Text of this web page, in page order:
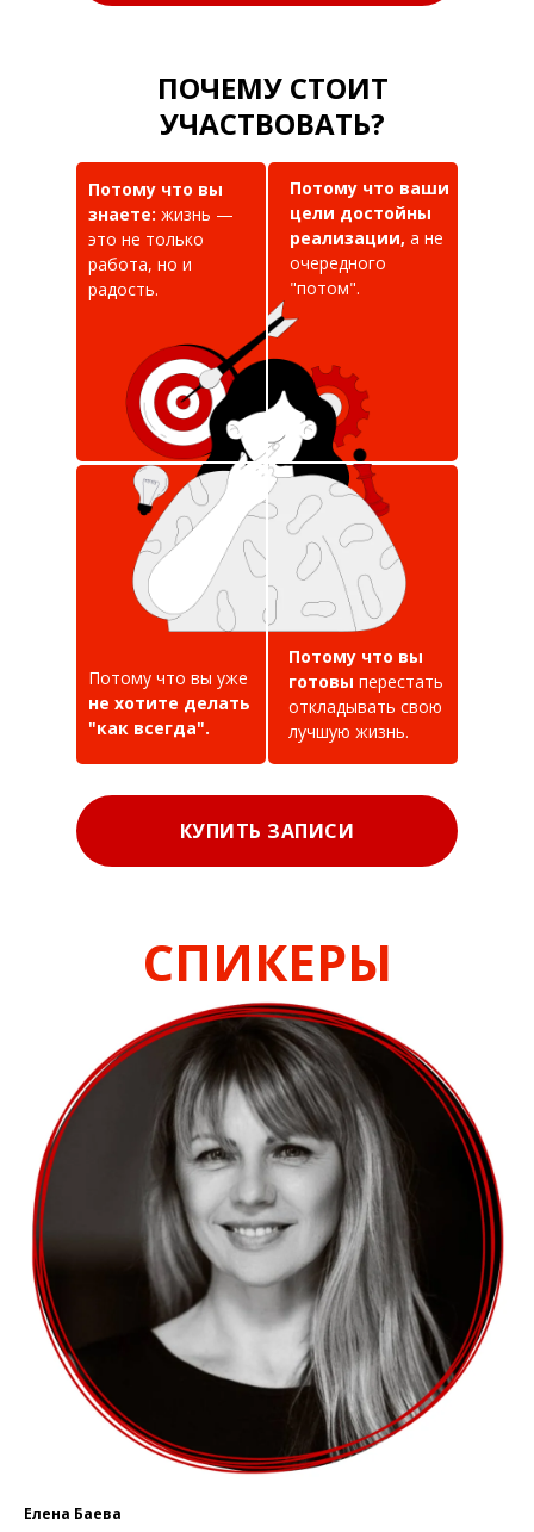
ПОЧЕМУ СТОИТ
УЧАСТВОВАТЬ?
Потому что вы
готовы перестать
откладывать свою
лучшую жизнь.
Потому что вы уже
не хотите делать
"как всегда".
Потому что ваши
цели достойны
реализации, а не
очередного
"потом".
Потому что вы
знаете: жизнь —
это не только
работа, но и
радость.
КУПИТЬ ЗАПИСИ
СПИКЕРЫ
Елена Баева